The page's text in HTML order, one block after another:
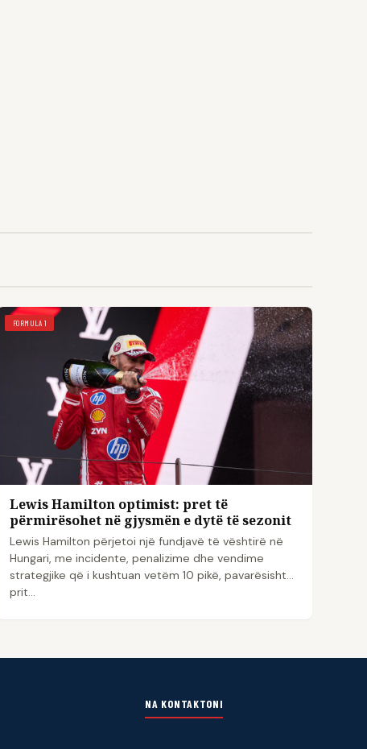
FORMULA 1
Lewis Hamilton optimist: pret të
përmirësohet në gjysmën e dytë të sezonit
Lewis Hamilton përjetoi një fundjavë të vështirë në
Hungari, me incidente, penalizime dhe vendime
strategjike që i kushtuan vetëm 10 pikë, pavarësisht
prit...
NA KONTAKTONI